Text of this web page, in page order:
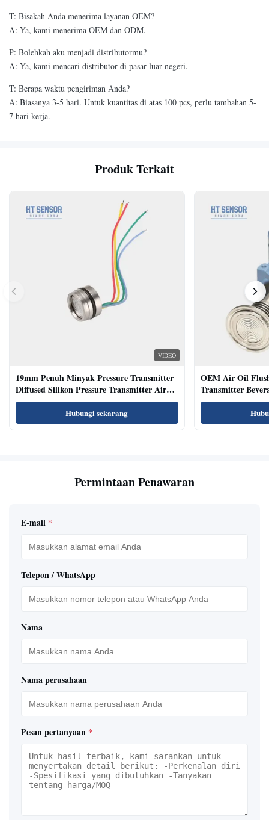
T: Bisakah Anda menerima layanan OEM?
A: Ya, kami menerima OEM dan ODM.
P: Bolehkah aku menjadi distributormu?
A: Ya, kami mencari distributor di pasar luar negeri.
T: Berapa waktu pengiriman Anda?
A: Biasanya 3-5 hari. Untuk kuantitas di atas 100 pcs, perlu tambahan 5-
7 hari kerja.
Produk Terkait
VIDEO
19mm Penuh Minyak Pressure Transmitter
Diffused Silikon Pressure Transmitter Air
Oil Test
Hubungi sekarang
OEM Air Oil
Transmitter
Sensor
Permintaan Penawaran
E-mail *
Telepon / WhatsApp
Nama
Nama perusahaan
Pesan pertanyaan *